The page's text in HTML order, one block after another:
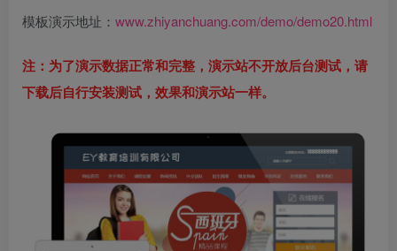
模板演示地址： www.zhiyanchuang.com/demo/demo20.html
注：为了演示数据正常和完整，演示站不开放后台测试，请
下载后自行安装测试，效果和演示站一样。